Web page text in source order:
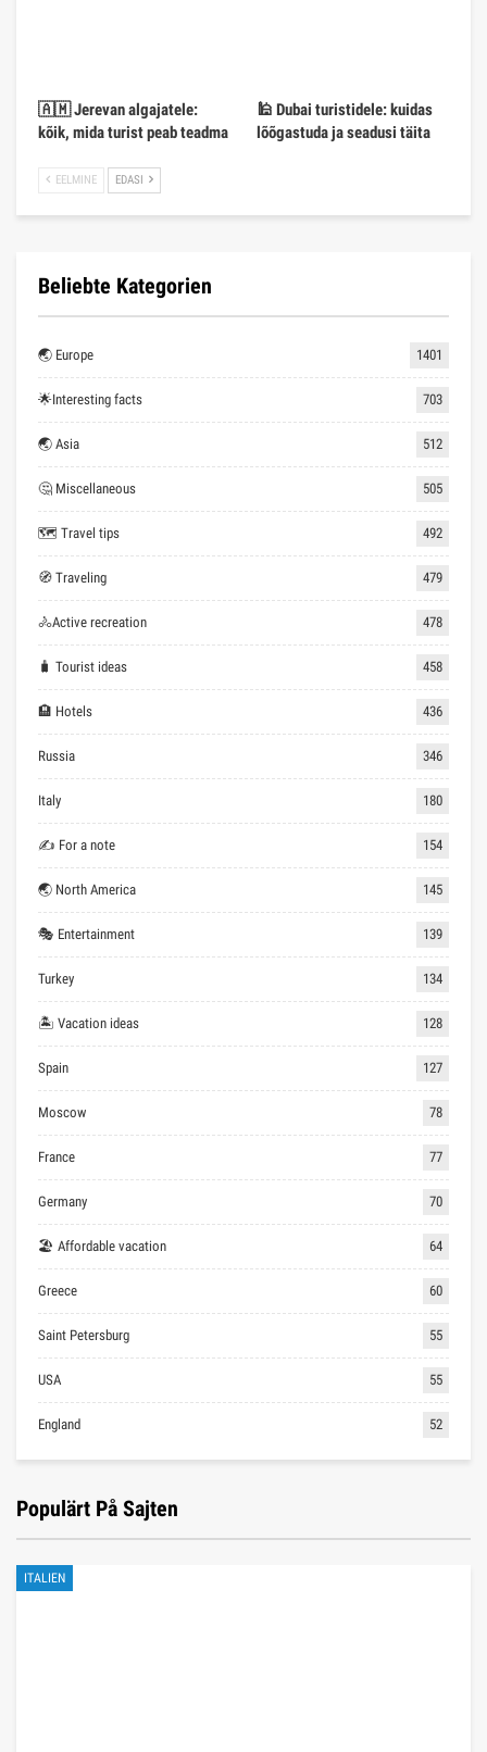
🇦🇲 Jerevan algajatele:
kõik, mida turist peab teadma
🕌 Dubai turistidele: kuidas
lõõgastuda ja seadusi täita
EELMINE EDASI
Beliebte Kategorien
🌏 Europe 1401
🌟Interesting facts 703
🌏 Asia 512
🤔 Miscellaneous 505
🗺 Travel tips 492
🧭 Traveling 479
🚴Active recreation 478
🧳 Tourist ideas 458
🏨 Hotels 436
Russia 346
Italy 180
✍ For a note 154
🌏 North America 145
🎭 Entertainment 139
Turkey 134
🏝 Vacation ideas 128
Spain 127
Moscow 78
France 77
Germany 70
🏖 Affordable vacation 64
Greece 60
Saint Petersburg 55
USA 55
England 52
Populärt På Sajten
ITALIEN